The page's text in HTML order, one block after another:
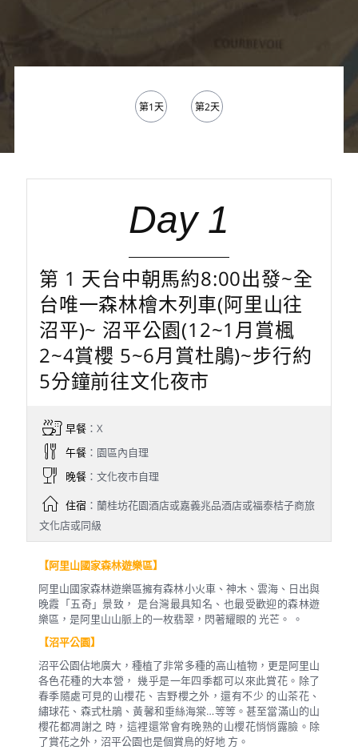
第1天 第2天
Day 1
第 1 天台中朝馬約8:00出發~全
台唯一森林檜木列車(阿里山往
沼平)~ 沼平公園(12~1月賞楓
2~4賞櫻 5~6月賞杜鵑)~步行約
5分鐘前往文化夜市
早餐：X
午餐：園區內自理
晚餐：文化夜市自理
住宿：蘭桂坊花園酒店或嘉義兆品酒店或福泰桔子商旅
文化店或同級
【阿里山國家森林遊樂區】
阿里山國家森林遊樂區擁有森林小火車、神木、雲海、日出與
晚霞「五奇」景致， 是台灣最具知名、也最受歡迎的森林遊
樂區，是阿里山山脈上的一枚翡翠，閃著耀眼的 光芒。 。
【沼平公園】
沼平公園佔地廣大，種植了非常多種的高山植物，更是阿里山
各色花種的大本營， 幾乎是一年四季都可以來此賞花。除了
春季隨處可見的山櫻花、吉野櫻之外，還有不少 的山茶花、
繡球花、森式杜鵑、黃馨和垂絲海棠…等等。甚至當滿山的山
櫻花都凋謝之 時，這裡還常會有晚熟的山櫻花悄悄露臉。除
了賞花之外，沼平公園也是個賞鳥的好地 方。